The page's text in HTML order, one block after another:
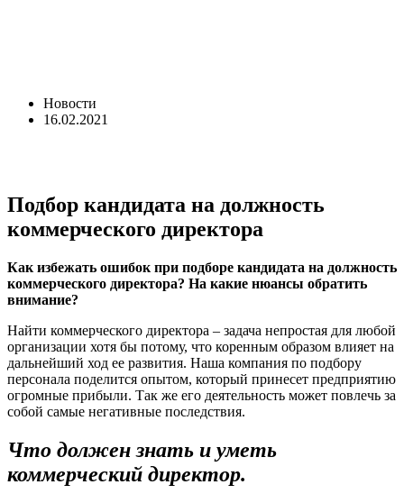
Новости
16.02.2021
Подбор кандидата на должность
коммерческого директора
Как избежать ошибок при подборе кандидата на должность
коммерческого директора? На какие нюансы обратить
внимание?
Найти коммерческого директора – задача непростая для любой
организации хотя бы потому, что коренным образом влияет на
дальнейший ход ее развития. Наша компания по подбору
персонала поделится опытом, который принесет предприятию
огромные прибыли. Так же его деятельность может повлечь за
собой самые негативные последствия.
Что должен знать и уметь
коммерческий директор.